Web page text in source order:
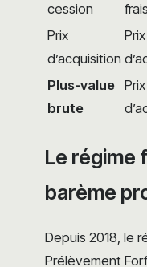
cession
Prix
d’acquisition
Plus-value
brute
Le régime
barème
Depuis 2018, le
Prélèvement